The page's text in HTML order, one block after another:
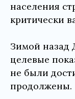
населения
критически
Зимой назад
целевые
не были
продолжены.